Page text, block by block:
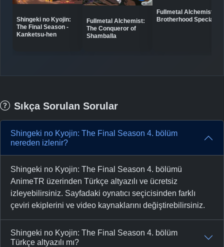
Shingeki no Kyojin:
The Final Season -
Kanketsu-hen
Fullmetal Alchemist:
The Conqueror of
Shamballa
Fullmetal Alchemist:
Brotherhood Specials
Sıkça Sorulan Sorular
Shingeki no Kyojin: The Final Season 4. bölüm
nereden izlenir?
Shingeki no Kyojin: The Final Season 4. bölümü
AnimeTR üzerinden Türkçe altyazılı ve ücretsiz
izleyebilirsiniz. Sayfadaki oynatıcı seçicisinden farklı
çeviri ekiplerini ve video kaynaklarını değiştirebilirsiniz.
Shingeki no Kyojin: The Final Season 4. bölüm
Türkçe altyazılı mı?